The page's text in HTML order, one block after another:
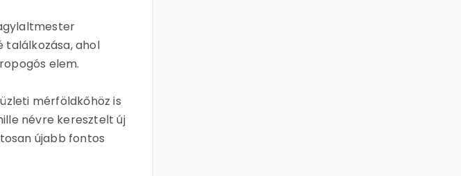
találkozása, ahol
elem.
mérföldkőhöz is
névre keresztelt új
újabb fontos